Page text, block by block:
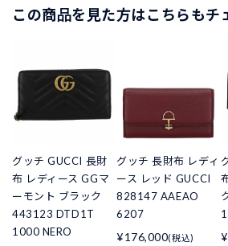
この商品を見た方はこちらもチ
グッチ GUCCI 長財
布 レディース GGマ
ーモント ブラック
443123 DTD1T
1000 NERO
グッチ 長財布 レディ
ース レッド GUCCI
828147 AAEAO
6207
¥176,000(税込)